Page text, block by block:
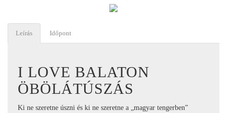
Leírás Időpont
I LOVE BALATON
ÖBÖLÁTÚSZÁS
Ki ne szeretne úszni és ki ne szeretne a „magyar tengerben”